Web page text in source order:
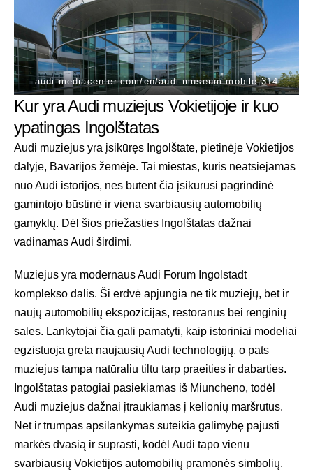
audi-mediacenter.com/en/audi-museum-mobile-314
Kur yra Audi muziejus Vokietijoje ir kuo
ypatingas Ingolštatas
Audi muziejus yra įsikūręs Ingolštate, pietinėje Vokietijos
dalyje, Bavarijos žemėje. Tai miestas, kuris neatsiejamas
nuo Audi istorijos, nes būtent čia įsikūrusi pagrindinė
gamintojo būstinė ir viena svarbiausių automobilių
gamyklų. Dėl šios priežasties Ingolštatas dažnai
vadinamas Audi širdimi.
Muziejus yra modernaus Audi Forum Ingolstadt
komplekso dalis. Ši erdvė apjungia ne tik muziejų, bet ir
naujų automobilių ekspozicijas, restoranus bei renginių
sales. Lankytojai čia gali pamatyti, kaip istoriniai modeliai
egzistuoja greta naujausių Audi technologijų, o pats
muziejus tampa natūraliu tiltu tarp praeities ir dabarties.
Ingolštatas patogiai pasiekiamas iš Miuncheno, todėl
Audi muziejus dažnai įtraukiamas į kelionių maršrutus.
Net ir trumpas apsilankymas suteikia galimybę pajusti
markės dvasią ir suprasti, kodėl Audi tapo vienu
svarbiausių Vokietijos automobilių pramonės simbolių.